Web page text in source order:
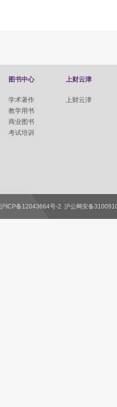
图书中心
学术著作
教学用书
商业图书
考试培训
上财云津
上财云津
沪ICP备12043664号-2 沪公网安备